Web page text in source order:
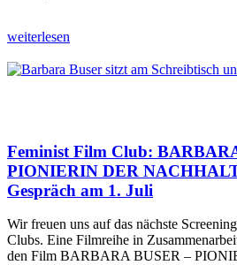
weiterlesen
Feminist Film Club:
PIONIERIN DER
Gespräch am 1. Juli
Wir freuen uns auf das nächste
Clubs. Eine Filmreihe in
den Film BARBARA BUSER –